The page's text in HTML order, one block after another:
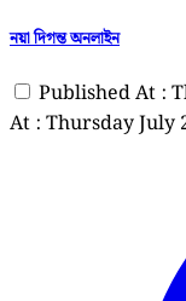
নয়া দিগন্ত অনলাইন
Published At :
At : Thursday July